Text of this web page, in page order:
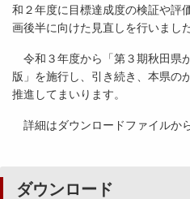
和２年度に目標達成度の検証や評
画後半に向けた見直しを行いました
令和３年度から「第３期秋田県
版」を施行し、引き続き、本県の
推進してまいります。
詳細はダウンロードファイルか
ダウンロード